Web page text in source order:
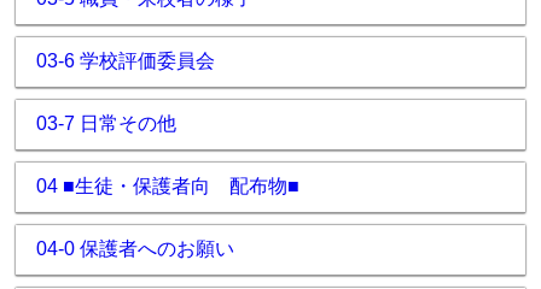
03-6 学校評価委員会
03-7 日常その他
04 ■生徒・保護者向 配布物■
04-0 保護者へのお願い